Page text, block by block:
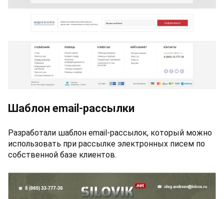
Шаблон email-рассылки
Разработали шаблон email-рассылок, который можно
использовать при рассылке электронных писем по
собственной базе клиентов.